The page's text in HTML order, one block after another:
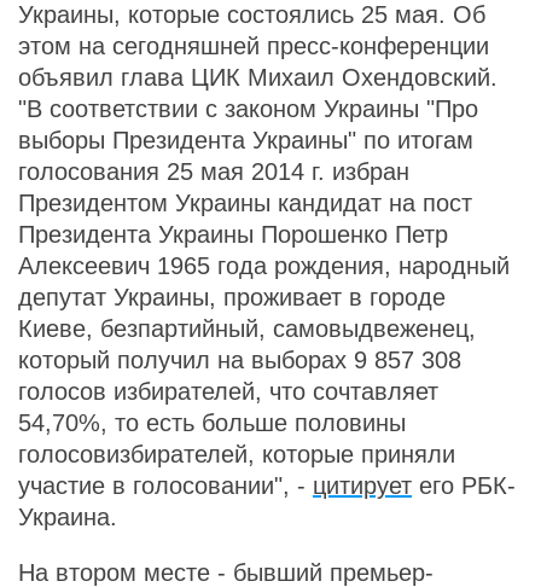
Украины, которые состоялись 25 мая. Об
этом на сегодняшней пресс-конференции
объявил глава ЦИК Михаил Охендовский.
"В соответствии с законом Украины "Про
выборы Президента Украины" по итогам
голосования 25 мая 2014 г. избран
Президентом Украины кандидат на пост
Президента Украины Порошенко Петр
Алексеевич 1965 года рождения, народный
депутат Украины, проживает в городе
Киеве, безпартийный, самовыдвеженец,
который получил на выборах 9 857 308
голосов избирателей, что сочтавляет
54,70%, то есть больше половины
голосовизбирателей, которые приняли
участие в голосовании", - цитирует его РБК-
Украина.
На втором месте - бывший премьер-